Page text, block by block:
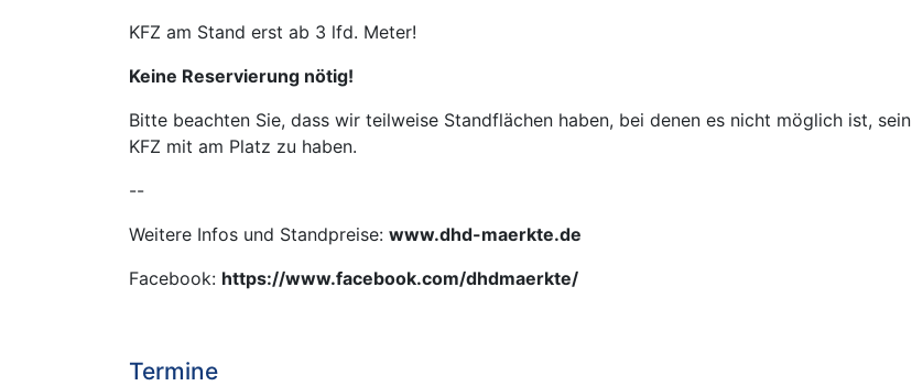
KFZ am Stand erst ab 3 lfd. Meter!
Keine Reservierung nötig!
Bitte beachten Sie, dass wir teilweise Standflächen haben, bei denen es nicht möglich ist, sein
KFZ mit am Platz zu haben.
--
Weitere Infos und Standpreise: www.dhd-maerkte.de
Facebook: https://www.facebook.com/dhdmaerkte/
Termine